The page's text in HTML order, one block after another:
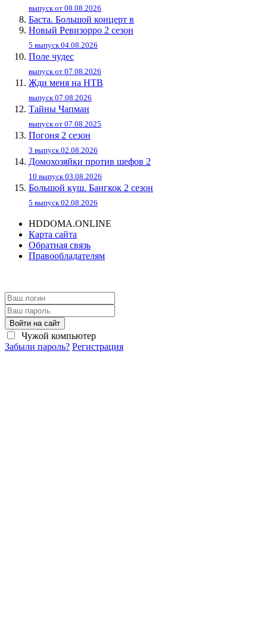
выпуск от 08.08.2026
Баста. Большой концерт в
Новый Ревизорро 2 сезон
5 выпуск 04.08.2026
Поле чудес
выпуск от 07.08.2026
Жди меня на НТВ
выпуск 07.08.2026
Тайны Чапман
выпуск от 07.08.2025
Погоня 2 сезон
3 выпуск 02.08.2026
Домохозяйки против шефов 2
10 выпуск 03.08.2026
Большой куш. Бангкок 2 сезон
5 выпуск 02.08.2026
HDDOMA.ONLINE
Карта сайта
Обратная связь
Правообладателям
Войти на сайт
Чужой компьютер
Забыли пароль? Регистрация